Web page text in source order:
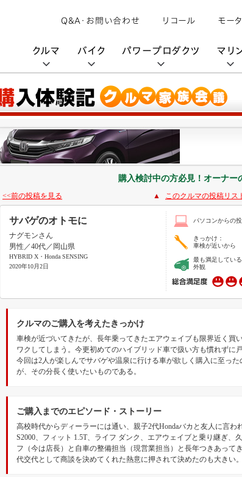
クルマ
購入検討中の方へ
販売店検索
セルフ見積り
オーナーサポート
Honda Total Care
アフターサービス
Honda CONNECT
My Honda
バイク
取扱説明書/
パーツカタログ
バイクアプリ
パワープロダクツ
カタログ閲覧
取扱店検索
パワープロダクツブラ
マリ
カタログ閲覧
水上のカーボンニュートラル
世界のプロが選んだ Honda
動画ギャラリー
Honda Marine
テクノロジー
モビリティロボット
UNI-ONE
Q&A・お問い合わせ リコール モー
購入検討中の方必見！オーナー
<<前の投稿を見る ▲ このクルマの投稿リス
サバゲのオトモに
ナグモンさん
男性／40代／岡山県
HYBRID X・Honda SENSING
2020年10月2日
パソコンからの
きっかけ：
車検が近いから
最も満足している
外観
クルマのご購入を考えたきっかけ
車検が近づいてきたが、長年乗ってきたエアウェイブも限界近く買
ワクしてしまう。今更初めてのハイブリッド車で扱い方も慣れずに戸
今回は2人が楽しんでサバゲや温泉に行ける車が欲しく購入に至っ
が、その分長く使いたいものである。
ご購入までのエピソード・ストーリー
高校時代からディーラーには通い、親子2代Hondaバカと友人に言わ
S2000、フィット 1.5T、ライフ ダンク、エアウェイブと乗り継ぎ、
フ（今は店長）と自車の整備担当（現営業担当）と長年つきあって
代交代として商談を決めてくれた熱意に押されて決めたのも大きい